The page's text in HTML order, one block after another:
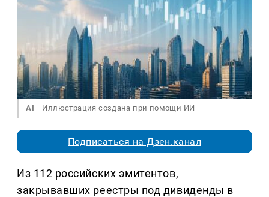
AI Иллюстрация создана при помощи ИИ
Подписаться на Дзен.канал
Из 112 российских эмитентов,
закрывавших реестры под дивиденды в